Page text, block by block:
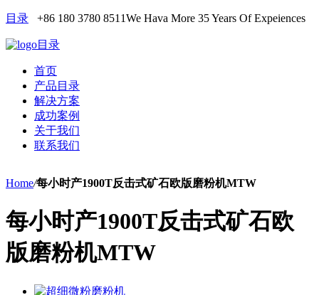
目录 +86 180 3780 8511We Hava More 35 Years Of Expeiences
目录
首页
产品目录
解决方案
成功案例
关于我们
联系我们
Home/每小时产1900T反击式矿石欧版磨粉机MTW
每小时产1900T反击式矿石欧
版磨粉机MTW